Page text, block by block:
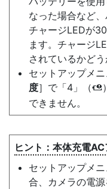
なった場合など
チャージLEDが
ます。チャージ
されているかど
セットアップメニ
度］で「4」（l
できません。
本体充電
セットアップメニ
合、カメラの電源